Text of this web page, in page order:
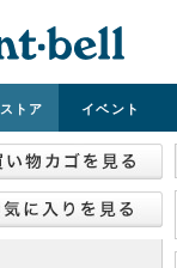
ストア イベント